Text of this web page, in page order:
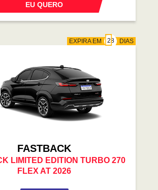
EU QUERO
EXPIRA EM DIAS
FASTBACK
LIMITED EDITION TURBO 270
FLEX AT 2026